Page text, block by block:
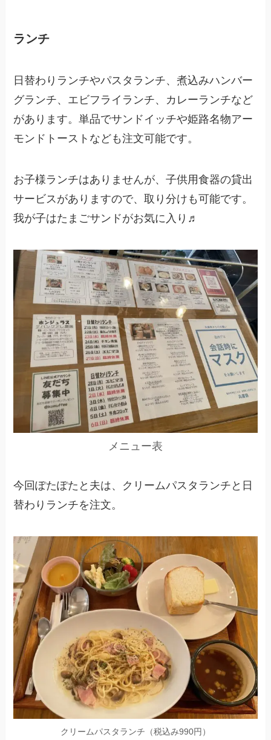
ランチ
日替わりランチやパスタランチ、煮込みハンバー
グランチ、エビフライランチ、カレーランチなど
があります。単品でサンドイッチや姫路名物アー
モンドトーストなども注文可能です。
お子様ランチはありませんが、子供用食器の貸出
サービスがありますので、取り分けも可能です。
我が子はたまごサンドがお気に入り♬
メニュー表
今回ぽたぽたと夫は、クリームパスタランチと日
替わりランチを注文。
クリームパスタラ ンチ（税込み990円）